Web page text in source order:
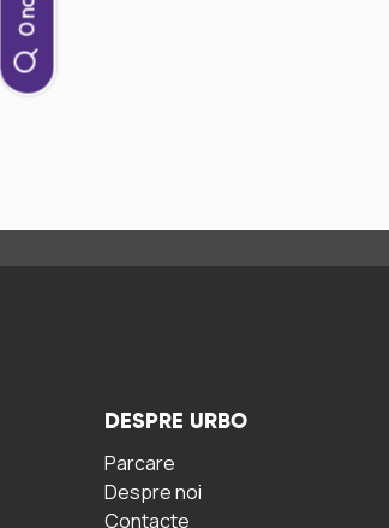
DESPRE URBO
Parcare
Despre noi
Contacte